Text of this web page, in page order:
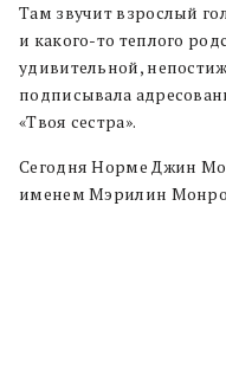
Там звучит взрослый
и какого-то теплого
удивительной,
подписывала
«Твоя сестра».
Сегодня Норме Джин
именем Мэрилин Монро,